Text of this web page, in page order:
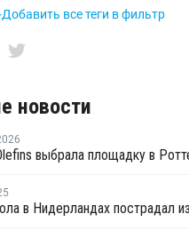
все теги в фильтр
новости